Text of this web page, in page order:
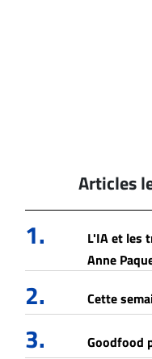
Articles
1.
L'IA et les
Anne
2. Cette
3. Goodfood